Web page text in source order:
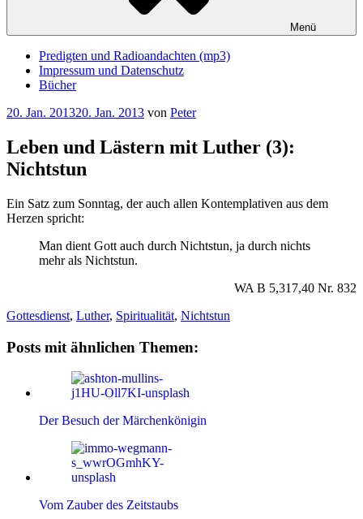
Menü
Predigten und Radioandachten (mp3)
Impressum und Datenschutz
Bücher
Veröffentlicht
20. Jan. 201320. Jan. 2013 von Peter
Leben und Lästern mit Luther (3):
Nichtstun
Ein Satz zum Sonntag, der auch allen Kontemplativen aus dem
Herzen spricht:
Man dient Gott auch durch Nichtstun, ja durch nichts
mehr als Nichtstun.
WA B 5,317,40 Nr. 832
Gottesdienst, Luther, Spiritualität, Nichtstun
Posts mit ähnlichen Themen:
Der Besuch der Märchenkönigin
Vom Zauber des Zeitstaubs